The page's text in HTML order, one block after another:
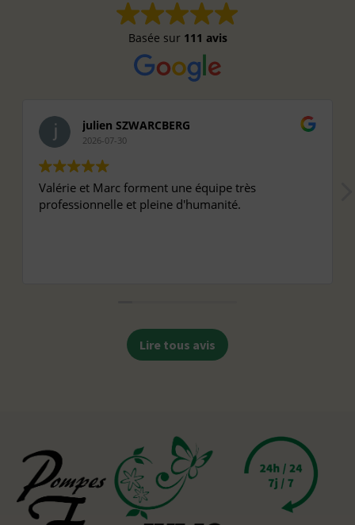
Basée sur 111 avis
julien SZWARCBERG
2026-07-30
Valérie et Marc forment une équipe très
professionnelle et pleine d'humanité.
Lire tous avis